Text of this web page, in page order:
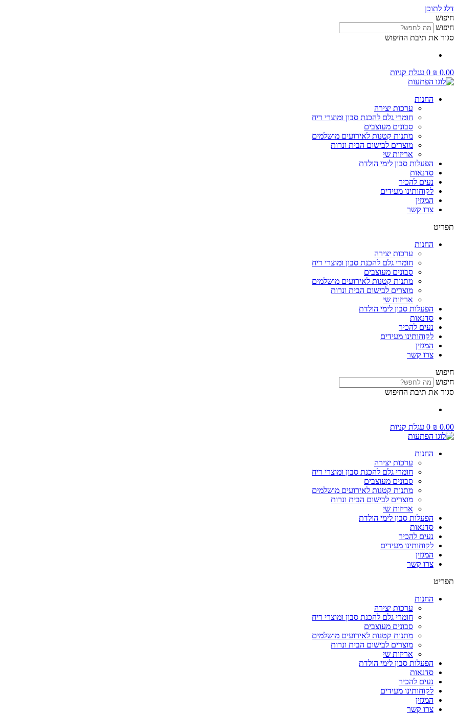
דלג לתוכן
חיפוש
חיפוש
סגור את תיבת החיפוש
₪ 0.00
0 עגלת קניות
החנות
ערכות יצירה
חומרי גלם להכנת סבון ומוצרי ריח
סבונים מעוצבים
מתנות קטנות לאירועים מושלמים
מוצרים לבישום הבית ונרות
אריזות שי
הפעלות סבון לימי הולדת
סדנאות
נעים להכיר
לקוחותינו מעידים
המגזין
צרו קשר
תפריט
החנות
ערכות יצירה
חומרי גלם להכנת סבון ומוצרי ריח
סבונים מעוצבים
מתנות קטנות לאירועים מושלמים
מוצרים לבישום הבית ונרות
אריזות שי
הפעלות סבון לימי הולדת
סדנאות
נעים להכיר
לקוחותינו מעידים
המגזין
צרו קשר
חיפוש
חיפוש
סגור את תיבת החיפוש
₪ 0.00
0 עגלת קניות
החנות
ערכות יצירה
חומרי גלם להכנת סבון ומוצרי ריח
סבונים מעוצבים
מתנות קטנות לאירועים מושלמים
מוצרים לבישום הבית ונרות
אריזות שי
הפעלות סבון לימי הולדת
סדנאות
נעים להכיר
לקוחותינו מעידים
המגזין
צרו קשר
תפריט
החנות
ערכות יצירה
חומרי גלם להכנת סבון ומוצרי ריח
סבונים מעוצבים
מתנות קטנות לאירועים מושלמים
מוצרים לבישום הבית ונרות
אריזות שי
הפעלות סבון לימי הולדת
סדנאות
נעים להכיר
לקוחותינו מעידים
המגזין
צרו קשר